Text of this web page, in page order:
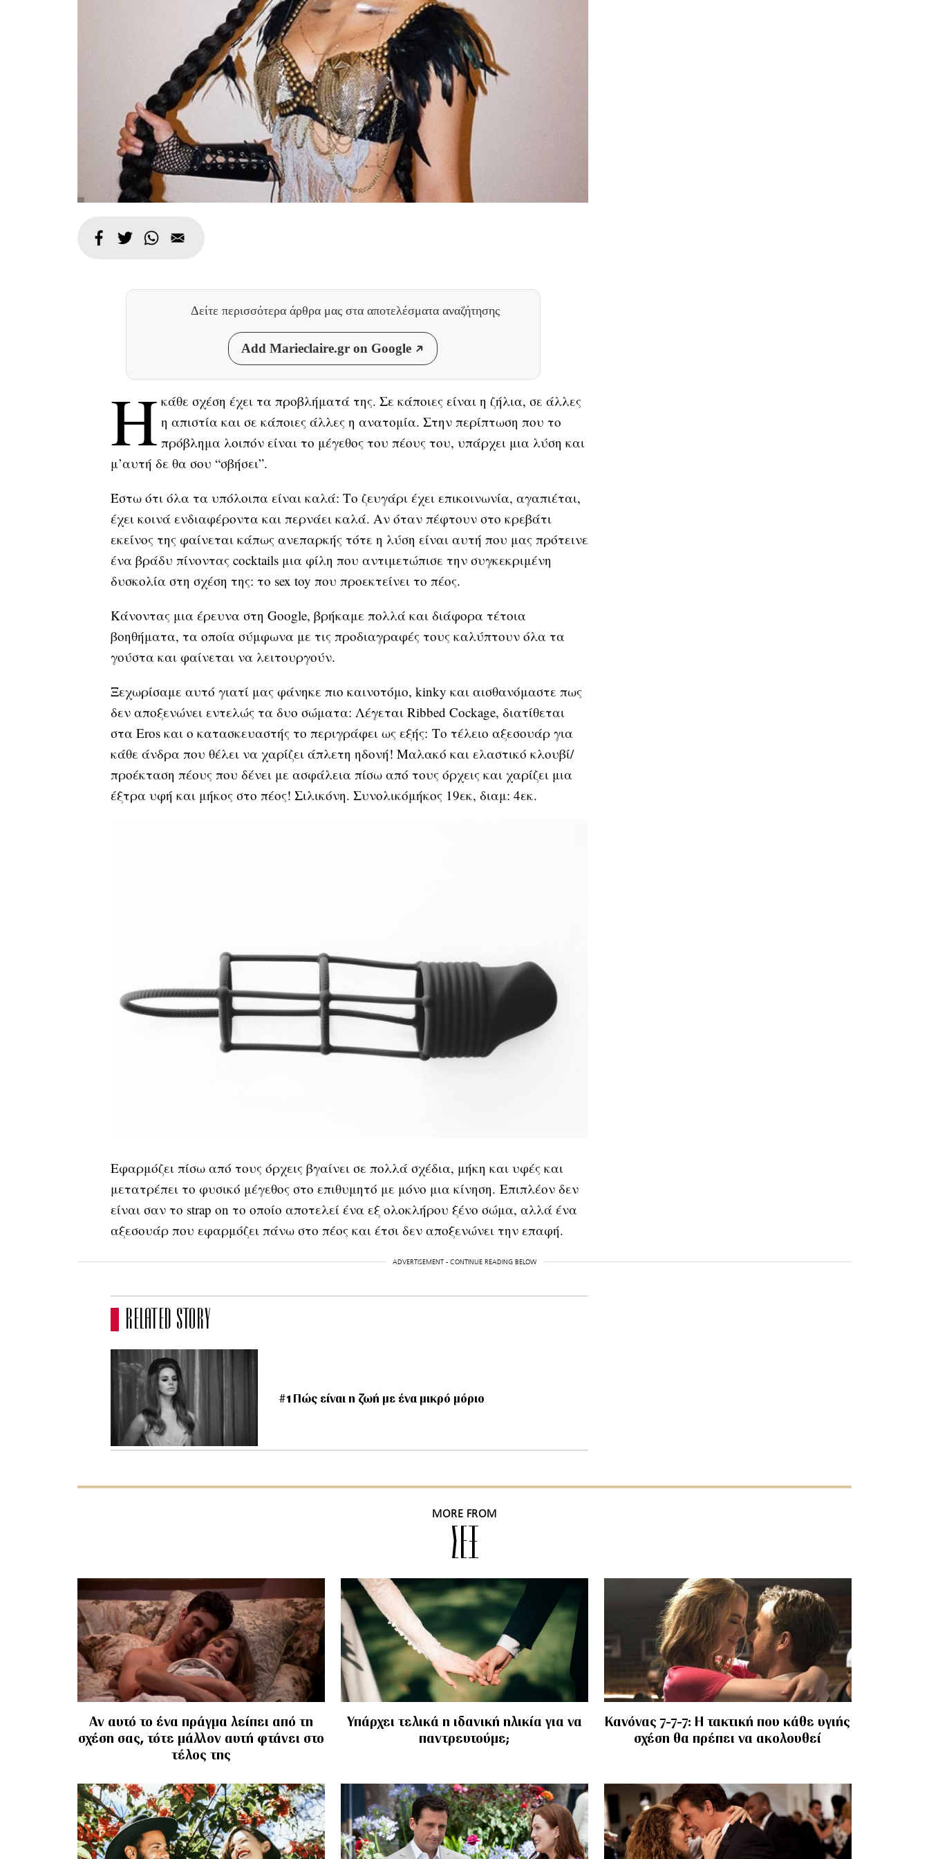
Δείτε περισσότερα άρθρα μας στα αποτελέσματα αναζήτησης
Add Marieclaire.gr on Google
Η κάθε σχέση έχει τα προβλήματά της. Σε κάποιες είναι η ζήλια, σε άλλες
η απιστία και σε κάποιες άλλες η ανατομία. Στην περίπτωση που το
πρόβλημα λοιπόν είναι το μέγεθος του πέους του, υπάρχει μια λύση και
μ’αυτή δε θα σου “σβήσει”.
Έστω ότι όλα τα υπόλοιπα είναι καλά: Το ζευγάρι έχει επικοινωνία, αγαπιέται,
έχει κοινά ενδιαφέροντα και περνάει καλά. Αν όταν πέφτουν στο κρεβάτι
εκείνος της φαίνεται κάπως ανεπαρκής τότε η λύση είναι αυτή που μας πρότεινε
ένα βράδυ πίνοντας cocktails μια φίλη που αντιμετώπισε την συγκεκριμένη
δυσκολία στη σχέση της: το sex toy που προεκτείνει το πέος.
Kάνοντας μια έρευνα στη Google, βρήκαμε πολλά και διάφορα τέτοια
βοηθήματα, τα οποία σύμφωνα με τις προδιαγραφές τους καλύπτουν όλα τα
γούστα και φαίνεται να λειτουργούν.
Ξεχωρίσαμε αυτό γιατί μας φάνηκε πιο καινοτόμο, kinky και αισθανόμαστε πως
δεν αποξενώνει εντελώς τα δυο σώματα: Λέγεται Ribbed Cockage, διατίθεται
στα Eros και ο κατασκευαστής το περιγράφει ως εξής: Το τέλειο αξεσουάρ για
κάθε άνδρα που θέλει να χαρίζει άπλετη ηδονή! Μαλακό και ελαστικό κλουβί/
προέκταση πέους που δένει με ασφάλεια πίσω από τους όρχεις και χαρίζει μια
έξτρα υφή και μήκος στο πέος! Σιλικόνη. Συνολικόμήκος 19εκ, διαμ: 4εκ.
Εφαρμόζει πίσω από τους όρχεις βγαίνει σε πολλά σχέδια, μήκη και υφές και
μετατρέπει το φυσικό μέγεθος στο επιθυμητό με μόνο μια κίνηση. Επιπλέον δεν
είναι σαν το strap on το οποίο αποτελεί ένα εξ ολοκλήρου ξένο σώμα, αλλά ένα
αξεσουάρ που εφαρμόζει πάνω στο πέος και έτσι δεν αποξενώνει την επαφή.
ADVERTISEMENT - CONTINUE READING BELOW
RELATED STORY
#1 Πώς είναι η ζωή με ένα μικρό μόριο
MORE FROM
ΣΕΞ
Αν αυτό το ένα πράγμα λείπει από τη
σχέση σας, τότε μάλλον αυτή φτάνει στο
τέλος της
Υπάρχει τελικά η ιδανική ηλικία για να
παντρευτούμε;
Κανόνας 7-7-7: Η τακτική που κάθε υγιής
σχέση θα πρέπει να ακολουθεί